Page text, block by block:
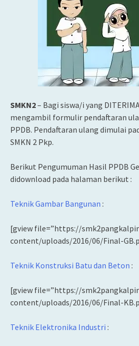
SMKN2– Bagi siswa/i yang
mengambil formulir pendaftaran
PPDB. Pendaftaran ulang dimulai
SMKN 2 Pkp.
Berikut Pengumuman Hasil PPDB
didownload pada halaman berikut :
Teknik Gambar Bangunan :
[gview file=”https://
content/uploads/2016/06/Final-
Teknik Konstruksi Batu dan Beton :
[gview file=”https://
content/uploads/2016/06/Final-
Teknik Elektronika Industri :